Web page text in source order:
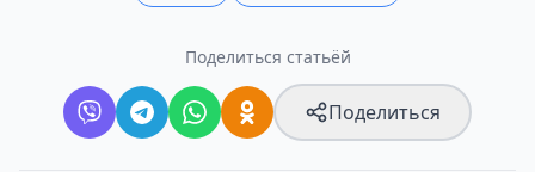
Поделиться статьёй
Поделиться